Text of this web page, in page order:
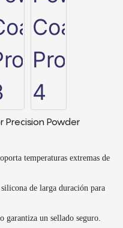
Precision Powder
temperaturas extremas de
de larga duración para
garantiza un sellado seguro.